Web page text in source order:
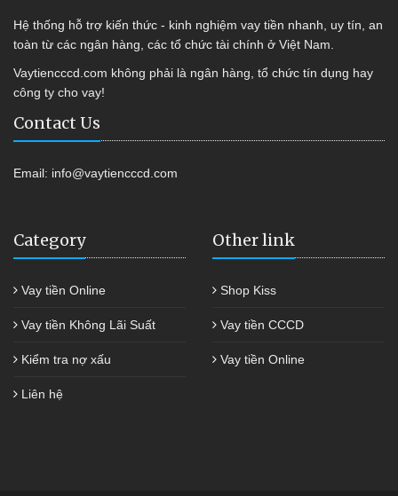
Hệ thống hỗ trợ kiến thức - kinh nghiệm vay tiền nhanh, uy tín, an
toàn từ các ngân hàng, các tổ chức tài chính ở Việt Nam.
Vaytiencccd.com không phải là ngân hàng, tổ chức tín dụng hay
công ty cho vay!
Contact Us
Email: info@vaytiencccd.com
Category
Vay tiền Online
Vay tiền Không Lãi Suất
Kiểm tra nợ xấu
Liên hệ
Other link
Shop Kiss
Vay tiền CCCD
Vay tiền Online